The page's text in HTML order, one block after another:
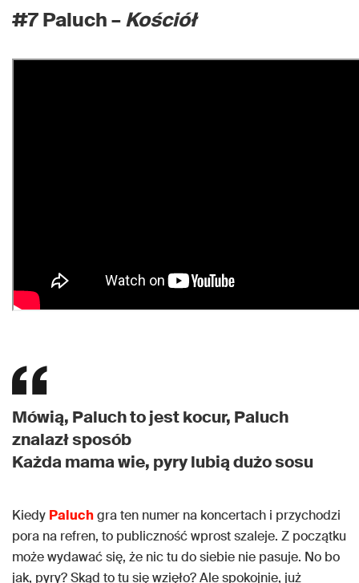
#7 Paluch –Kościół
Mówią, Paluch to jest kocur, Paluch
znalazł sposób
Każda mama wie, pyry lubią dużo sosu
Kiedy Paluchgra ten numer na koncertach i przychodzi
pora na refren, to publiczność wprost szaleje. Z początku
może wydawać się, że nic tu do siebie nie pasuje. No bo
jak, pyry? Skąd to tu się wzięło? Ale spokojnie, już